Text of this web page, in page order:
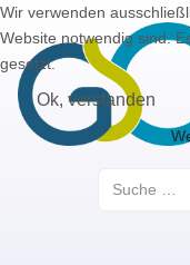
Wir verwenden
Website notwendig sind.
gesetzt.
Ok, verstanden